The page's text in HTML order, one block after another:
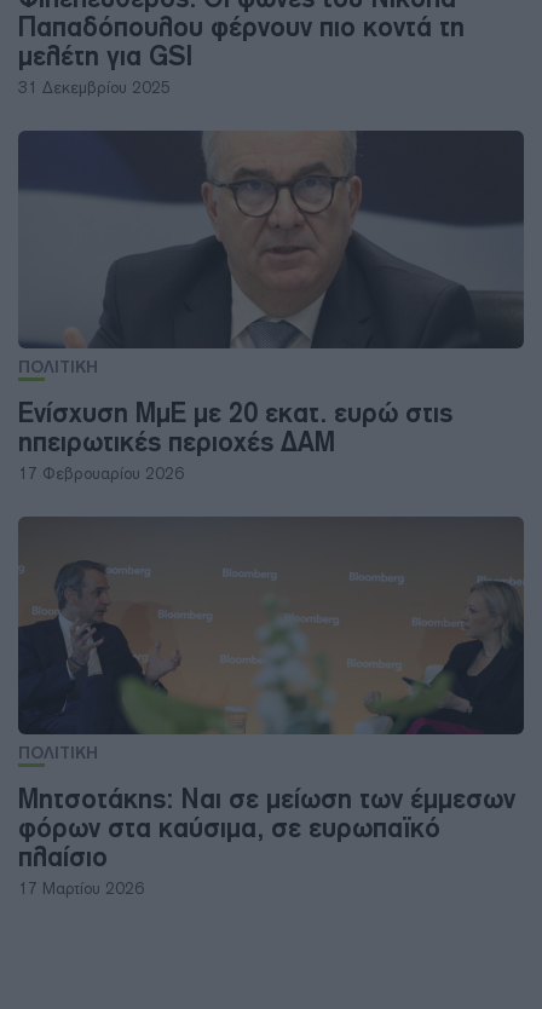
Παπαδόπουλου φέρνουν πιο κοντά τη
μελέτη για GSI
31 Δεκεμβρίου 2025
ΠΟΛΙΤΙΚΗ
Ενίσχυση ΜμΕ με 20 εκατ. ευρώ στις
ηπειρωτικές περιοχές ΔΑΜ
17 Φεβρουαρίου 2026
ΠΟΛΙΤΙΚΗ
Μητσοτάκης: Ναι σε μείωση των έμμεσων
φόρων στα καύσιμα, σε ευρωπαϊκό
πλαίσιο
17 Μαρτίου 2026